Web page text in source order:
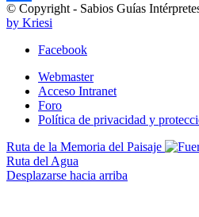
Compartir
© Copyright - Sabios Guías
by Kriesi
Facebook
Webmaster
Acceso Intranet
Foro
Política de privacidad y
Ruta de la Memoria del Paisaje
Ruta del Agua
Desplazarse hacia arriba